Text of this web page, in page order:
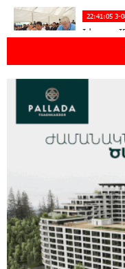
22:41:05 3-
Idram и
Seaside
В
imID
11:21:15
ЕАЭС со
нибудь